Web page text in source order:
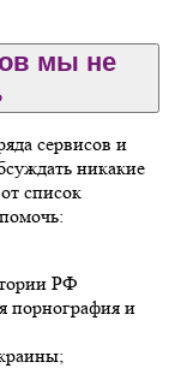
мы не
сервисов и
никакие
список
РФ
порнография и